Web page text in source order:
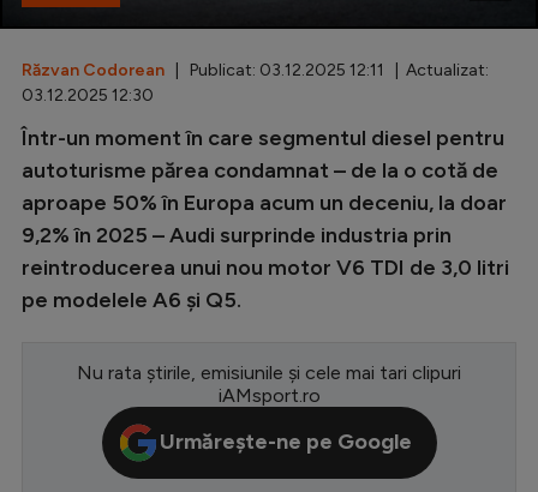
Diverse
Inedit
Clasamente
Champions League
Conference League
CM 2026
Premier League
Răzvan Codorean | Publicat: 03.12.2025 12:11 | Actualizat:
03.12.2025 12:30
Într-un moment în care segmentul diesel pentru
autoturisme părea condamnat – de la o cotă de
aproape 50% în Europa acum un deceniu, la doar
9,2% în 2025 – Audi surprinde industria prin
reintroducerea unui nou motor V6 TDI de 3,0 litri
pe modelele A6 și Q5.
Nu rata știrile, emisiunile și cele mai tari clipuri
iAMsport.ro
Urmărește-ne pe Google